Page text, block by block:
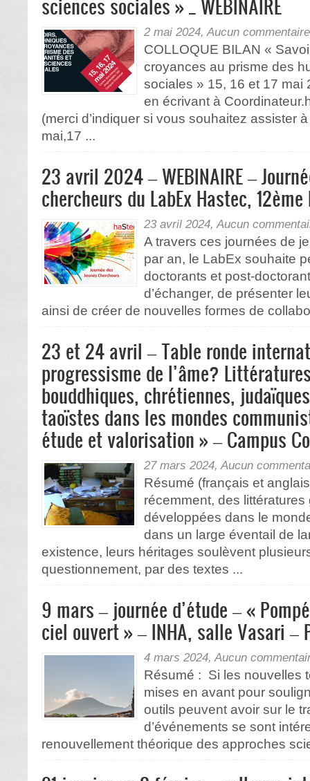
sciences sociales » _ WEBINAIRE
2 mai 2024,Aucun commentaire
COLLOQUE BILAN «
croyances au prisme des
sociales » 15, 16 et 17 mai
en écrivant à
(merci d’indiquer si vous souhaitez assister
mai,17 ...
23 avril 2024 – WEBINAIRE –
chercheurs du LabEx Hastec,
23 avril 2024,Aucun
A travers ces journées de
par an, le LabEx souhaite
doctorants et post-
d’échanger, de présenter
ainsi de créer de nouvelles formes de
23 et 24 avril – Table ronde
progressisme de l’âme?
bouddhiques, chrétiennes,
taoïstes dans les mondes
étude et valorisation » – Campus
27 mars 2024,Aucun
Résumé (français et
récemment, des
développées dans le
dans un large éventail de
existence, leurs héritages soulèvent
questionnement, par des textes ...
9 mars – journée d’étude – «
ciel ouvert » – INHA, salle Vasari –
4 mars 2024,Aucun
Résumé : Si les nouvelles
mises en avant pour
outils peuvent avoir sur le
d’événements se sont
renouvellement théorique des approches